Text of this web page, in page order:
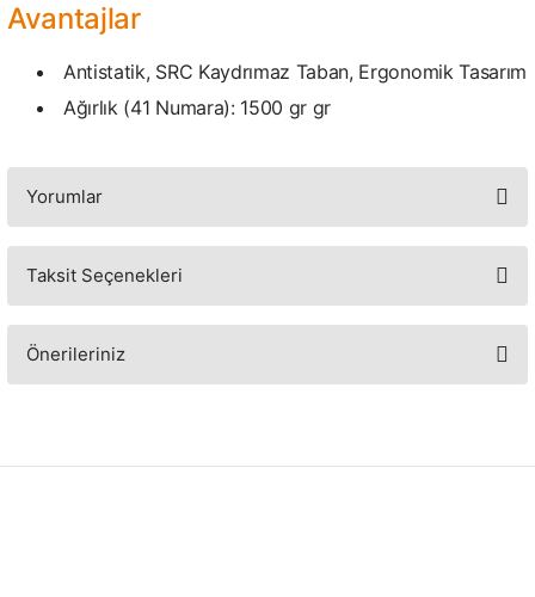
Avantajlar
Antistatik, SRC Kaydrımaz Taban, Ergonomik Tasarım
Ağırlık (41 Numara): 1500 gr gr
Yorumlar
Taksit Seçenekleri
Önerileriniz